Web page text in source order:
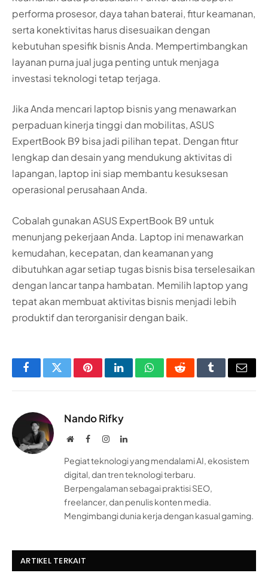
performa prosesor, daya tahan baterai, fitur keamanan,
serta konektivitas harus disesuaikan dengan
kebutuhan spesifik bisnis Anda. Mempertimbangkan
layanan purna jual juga penting untuk menjaga
investasi teknologi tetap terjaga.
Jika Anda mencari laptop bisnis yang menawarkan
perpaduan kinerja tinggi dan mobilitas, ASUS
ExpertBook B9 bisa jadi pilihan tepat. Dengan fitur
lengkap dan desain yang mendukung aktivitas di
lapangan, laptop ini siap membantu kesuksesan
operasional perusahaan Anda.
Cobalah gunakan ASUS ExpertBook B9 untuk
menunjang pekerjaan Anda. Laptop ini menawarkan
kemudahan, kecepatan, dan keamanan yang
dibutuhkan agar setiap tugas bisnis bisa terselesaikan
dengan lancar tanpa hambatan. Memilih laptop yang
tepat akan membuat aktivitas bisnis menjadi lebih
produktif dan terorganisir dengan baik.
FacebookTwitterPinterestLinkedInWhatsAppRedditTumblrEmail
Nando Rifky
WebsiteFacebookInstagramLinkedIn
Pegiat teknologi yang mendalami AI, ekosistem
digital, dan tren teknologi terbaru.
Berpengalaman sebagai praktisi SEO,
freelancer, dan penulis konten media.
Mengimbangi dunia kerja dengan kasual gaming.
ARTIKEL TERKAIT